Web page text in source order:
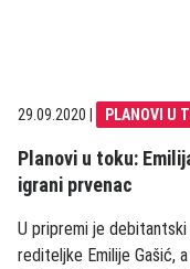
29.09.2020 PLANOVI U
Planovi u toku:
igrani prvenac
U pripremi je debitantski
rediteljke Emilije Gašić,